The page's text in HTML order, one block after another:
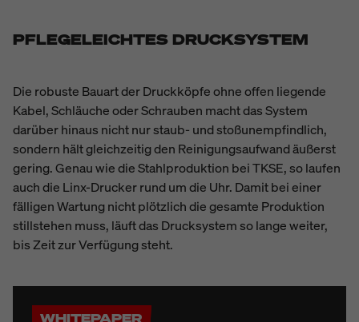
PFLEGELEICHTES DRUCKSYSTEM
Die robuste Bauart der Druckköpfe ohne offen liegende
Kabel, Schläuche oder Schrauben macht das System
darüber hinaus nicht nur staub- und stoßunempfindlich,
sondern hält gleichzeitig den Reinigungsaufwand äußerst
gering. Genau wie die Stahlproduktion bei TKSE, so laufen
auch die Linx-Drucker rund um die Uhr. Damit bei einer
fälligen Wartung nicht plötzlich die gesamte Produktion
stillstehen muss, läuft das Drucksystem so lange weiter,
bis Zeit zur Verfügung steht.
WHITEPAPER